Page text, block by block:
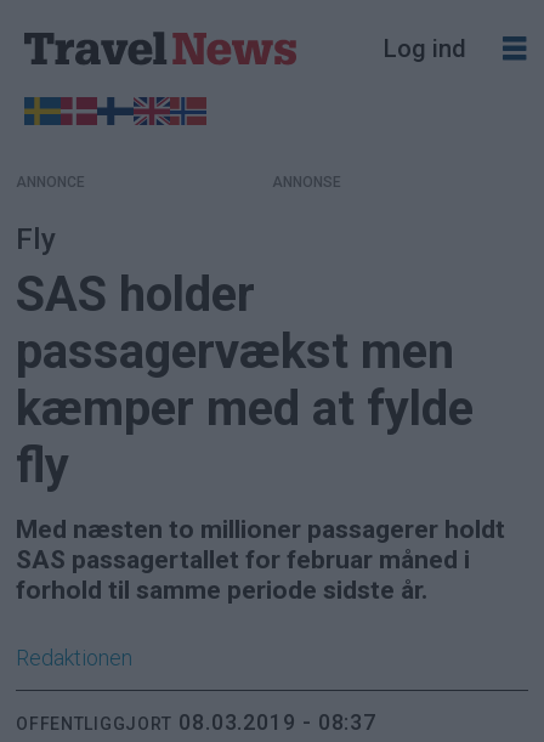
Log ind
ANNONCE
Fly
SAS holder
passagervækst men
kæmper med at fylde
fly
Med næsten to millioner passagerer holdt
SAS passagertallet for februar måned i
forhold til samme periode sidste år.
Redaktionen
OFFENTLIGGJORT 08.03.2019 - 08:37